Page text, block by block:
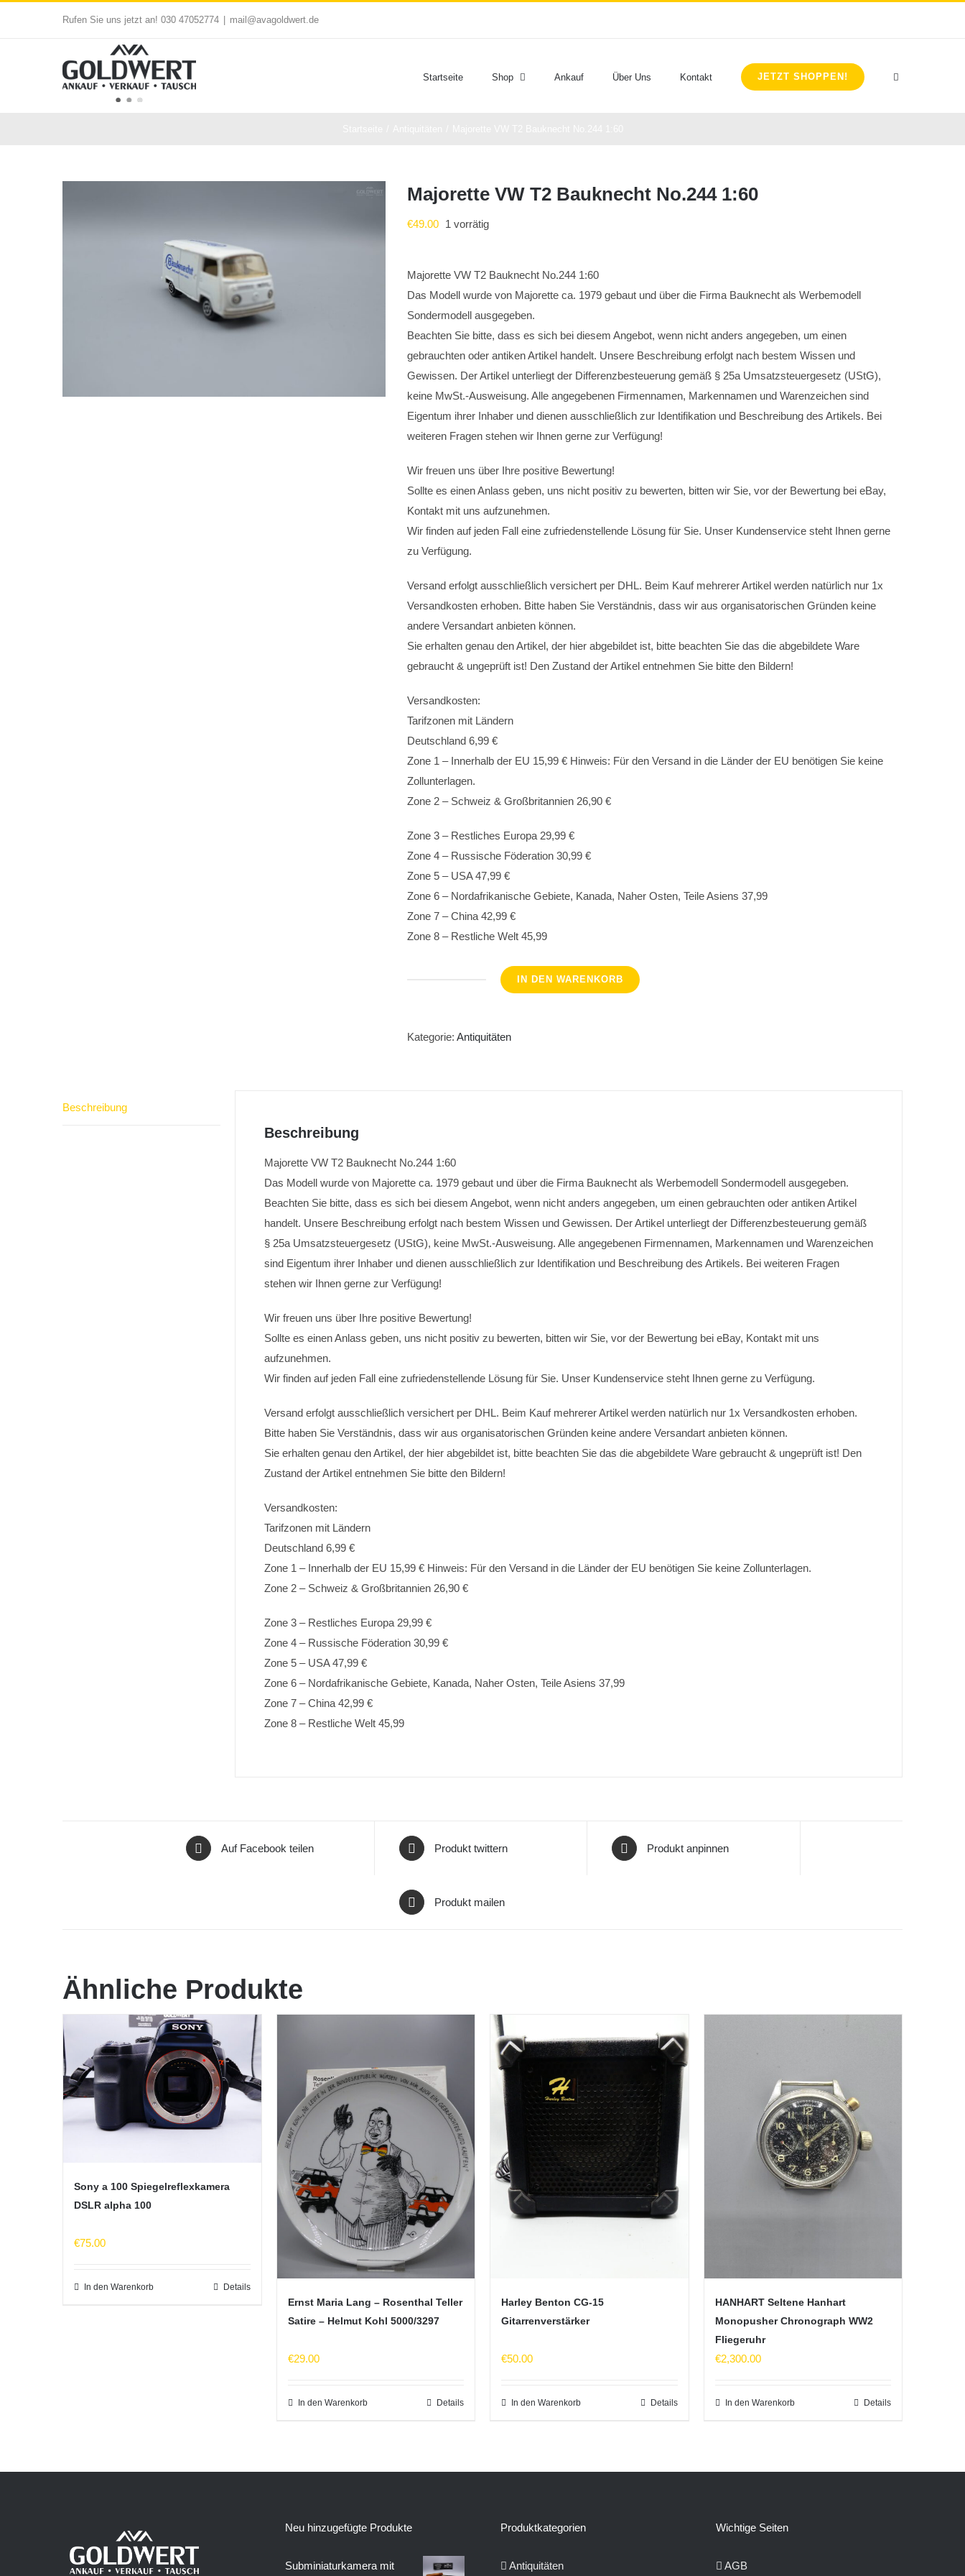
Rufen Sie uns jetzt an! 030 47052774 mail@avagoldwert.de
Startseite Shop Ankauf Über Uns Kontakt JETZT SHOPPEN!
Majorette VW T2 Bauknecht No.244 1:60
€49.00 1 vorrätig
Majorette VW T2 Bauknecht No.244 1:60
Das Modell wurde von Majorette ca. 1979 gebaut und über die Firma Bauknecht als Werbemodell
Sondermodell ausgegeben.
Beachten Sie bitte, dass es sich bei diesem Angebot, wenn nicht anders angegeben, um einen
gebrauchten oder antiken Artikel handelt. Unsere Beschreibung erfolgt nach bestem Wissen und
Gewissen. Der Artikel unterliegt der Differenzbesteuerung gemäß § 25a Umsatzsteuergesetz (UStG),
keine MwSt.-Ausweisung. Alle angegebenen Firmennamen, Markennamen und Warenzeichen sind
Eigentum ihrer Inhaber und dienen ausschließlich zur Identifikation und Beschreibung des Artikels. Bei
weiteren Fragen stehen wir Ihnen gerne zur Verfügung!
Wir freuen uns über Ihre positive Bewertung!
Sollte es einen Anlass geben, uns nicht positiv zu bewerten, bitten wir Sie, vor der Bewertung bei eBay,
Kontakt mit uns aufzunehmen.
Wir finden auf jeden Fall eine zufriedenstellende Lösung für Sie. Unser Kundenservice steht Ihnen gerne
zu Verfügung.
Versand erfolgt ausschließlich versichert per DHL. Beim Kauf mehrerer Artikel werden natürlich nur 1x
Versandkosten erhoben. Bitte haben Sie Verständnis, dass wir aus organisatorischen Gründen keine
andere Versandart anbieten können.
Sie erhalten genau den Artikel, der hier abgebildet ist, bitte beachten Sie das die abgebildete Ware
gebraucht & ungeprüft ist! Den Zustand der Artikel entnehmen Sie bitte den Bildern!
Versandkosten:
Tarifzonen mit Ländern
Deutschland 6,99 €
Zone 1 – Innerhalb der EU 15,99 € Hinweis: Für den Versand in die Länder der EU benötigen Sie keine
Zollunterlagen.
Zone 2 – Schweiz & Großbritannien 26,90 €
Zone 3 – Restliches Europa 29,99 €
Zone 4 – Russische Föderation 30,99 €
Zone 5 – USA 47,99 €
Zone 6 – Nordafrikanische Gebiete, Kanada, Naher Osten, Teile Asiens 37,99
Zone 7 – China 42,99 €
Zone 8 – Restliche Welt 45,99
IN DEN WARENKORB
Kategorie: Antiquitäten
Beschreibung
Beschreibung
Majorette VW T2 Bauknecht No.244 1:60
Das Modell wurde von Majorette ca. 1979 gebaut und über die Firma Bauknecht als Werbemodell Sondermodell ausgegeben.
Beachten Sie bitte, dass es sich bei diesem Angebot, wenn nicht anders angegeben, um einen gebrauchten oder antiken Artikel
handelt. Unsere Beschreibung erfolgt nach bestem Wissen und Gewissen. Der Artikel unterliegt der Differenzbesteuerung gemäß
§ 25a Umsatzsteuergesetz (UStG), keine MwSt.-Ausweisung. Alle angegebenen Firmennamen, Markennamen und Warenzeichen
sind Eigentum ihrer Inhaber und dienen ausschließlich zur Identifikation und Beschreibung des Artikels. Bei weiteren Fragen
stehen wir Ihnen gerne zur Verfügung!
Wir freuen uns über Ihre positive Bewertung!
Sollte es einen Anlass geben, uns nicht positiv zu bewerten, bitten wir Sie, vor der Bewertung bei eBay, Kontakt mit uns
aufzunehmen.
Wir finden auf jeden Fall eine zufriedenstellende Lösung für Sie. Unser Kundenservice steht Ihnen gerne zu Verfügung.
Versand erfolgt ausschließlich versichert per DHL. Beim Kauf mehrerer Artikel werden natürlich nur 1x Versandkosten erhoben.
Bitte haben Sie Verständnis, dass wir aus organisatorischen Gründen keine andere Versandart anbieten können.
Sie erhalten genau den Artikel, der hier abgebildet ist, bitte beachten Sie das die abgebildete Ware gebraucht & ungeprüft ist! Den
Zustand der Artikel entnehmen Sie bitte den Bildern!
Versandkosten:
Tarifzonen mit Ländern
Deutschland 6,99 €
Zone 1 – Innerhalb der EU 15,99 € Hinweis: Für den Versand in die Länder der EU benötigen Sie keine Zollunterlagen.
Zone 2 – Schweiz & Großbritannien 26,90 €
Zone 3 – Restliches Europa 29,99 €
Zone 4 – Russische Föderation 30,99 €
Zone 5 – USA 47,99 €
Zone 6 – Nordafrikanische Gebiete, Kanada, Naher Osten, Teile Asiens 37,99
Zone 7 – China 42,99 €
Zone 8 – Restliche Welt 45,99
Auf Facebook teilen Produkt twittern Produkt anpinnen
Produkt mailen
Ähnliche Produkte
Sony a 100 Spiegelreflexkamera
DSLR alpha 100
€75.00
In den Warenkorb Details
Ernst Maria Lang – Rosenthal Teller
Satire – Helmut Kohl 5000/3297
€29.00
In den Warenkorb Details
Harley Benton CG-15
Gitarrenverstärker
€50.00
In den Warenkorb Details
HANHART Seltene Hanhart
Monopusher Chronograph WW2
Fliegeruhr
€2,300.00
In den Warenkorb Details
Neu hinzugefügte Produkte
Subminiaturkamera mit
Produktkategorien
Antiquitäten
Wichtige Seiten
AGB